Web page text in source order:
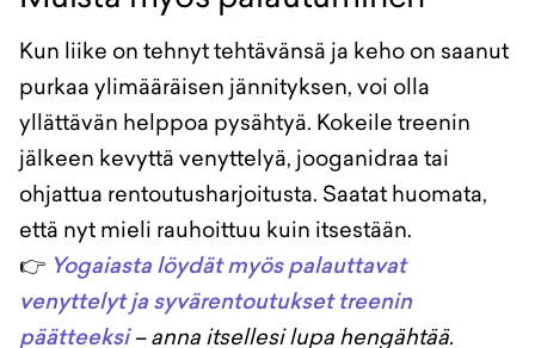
Kun liike on tehnyt tehtävänsä ja keho on saanut
purkaa ylimääräisen jännityksen, voi olla
yllättävän helppoa pysähtyä. Kokeile treenin
jälkeen kevyttä venyttelyä, jooganidraa tai
ohjattua rentoutusharjoitusta. Saatat huomata,
että nyt mieli rauhoittuu kuin itsestään.
👉 Yogaiasta löydät myös palauttavat
venyttelyt ja syvärentoutukset treenin
päätteeksi– anna itsellesi lupa hengähtää.